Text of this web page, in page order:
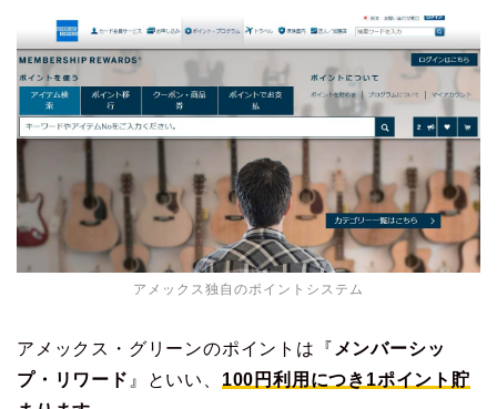
アメックス独自のポイントシステム
アメックス・グリーンのポイントは『 メンバーシッ
プ・リワード 』といい、 100円利用につき1ポイント貯